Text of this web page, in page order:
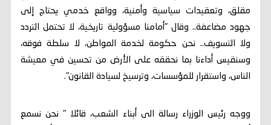
مقلق، وتعقيدات سياسية وأمنية، وواقع خدمي يحتاج إلى
جهود مضاعفة.. وقال "أمامنا مسؤولية تاريخية، لا تحتمل التردد
ولا التسويف.. نحن حكومة لخدمة المواطن، لا سلطة فوقه،
وسنقيس أداءنا بما نحققه على الأرض من تحسين في معيشة
الناس، واستقرار للمؤسسات، وترسيخ لسيادة القانون".
ووجه رئيس الوزراء رسالة الى أبناء الشعب، قائلا " نحن نسمع